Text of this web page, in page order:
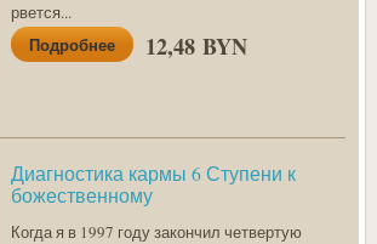
рвется...
Подробнее 12,48 BYN
Диагностика кармы 6 Ступени к
божественному
Когда я в 1997 году закончил четвертую